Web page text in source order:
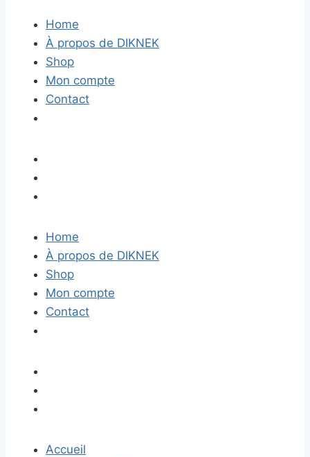
Home
À propos de DIKNEK
Shop
Mon compte
Contact
Home
À propos de DIKNEK
Shop
Mon compte
Contact
Accueil